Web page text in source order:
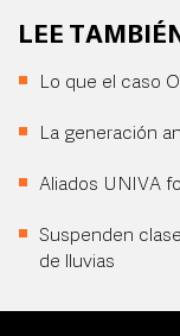
LEE TAMBIÉN
Lo que el caso
La generación
Aliados UNIVA
Suspenden
de lluvias